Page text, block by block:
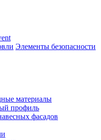
Элементы безопасности
материалы
профиль
фасадов